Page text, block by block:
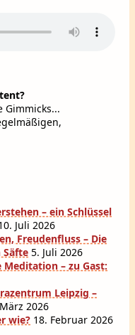
Gimmicks...
– ein Schlüssel
Juli 2026
Freudenfluss – Die
5. Juli 2026
Meditation – zu Gast:
Leipzig –
2026
wie? 18. Februar 2026